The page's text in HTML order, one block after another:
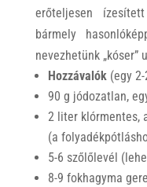
erőteljesen
bármely
nevezhetünk „kóser”
Hozzávalók(egy 2-
90 g jódozatlan,
2 liter klórmentes,
(a
5-6 szőlőlevél
8-9 fokhagyma